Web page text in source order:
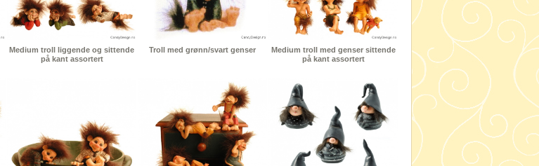
Medium troll liggende og sittende
på kant assortert
Troll med grønn/svart genser
Medium troll med genser sittende
på kant assortert